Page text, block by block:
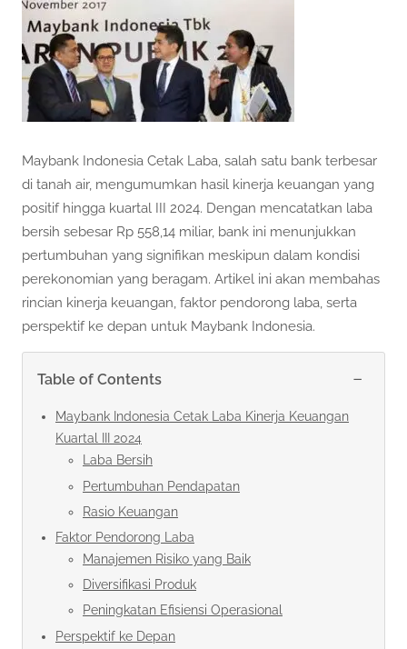
Maybank Indonesia Cetak Laba, salah satu bank terbesar
di tanah air, mengumumkan hasil kinerja keuangan yang
positif hingga kuartal III 2024. Dengan mencatatkan laba
bersih sebesar Rp 558,14 miliar, bank ini menunjukkan
pertumbuhan yang signifikan meskipun dalam kondisi
perekonomian yang beragam. Artikel ini akan membahas
rincian kinerja keuangan, faktor pendorong laba, serta
perspektif ke depan untuk Maybank Indonesia.
Table of Contents −
Maybank Indonesia Cetak Laba Kinerja Keuangan
Kuartal III 2024
Laba Bersih
Pertumbuhan Pendapatan
Rasio Keuangan
Faktor Pendorong Laba
Manajemen Risiko yang Baik
Diversifikasi Produk
Peningkatan Efisiensi Operasional
Perspektif ke Depan